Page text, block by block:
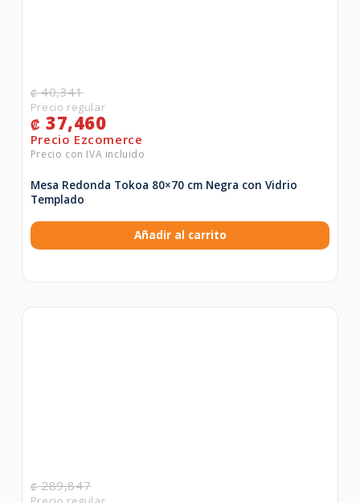
₡40,341
₡ 37,460
Mesa Redonda Tokoa 80×70 cm Negra con Vidrio
Templado
Añadir al carrito
₡289,847